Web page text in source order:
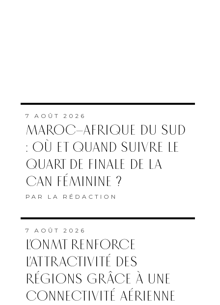
7 AOÛT 2026
MAROC–AFRIQUE DU SUD
: OÙ ET QUAND SUIVRE LE
QUART DE FINALE DE LA
CAN FÉMININE ?
PAR LA RÉDACTION
7 AOÛT 2026
L’ONMT RENFORCE
L’ATTRACTIVITÉ DES
RÉGIONS GRÂCE À UNE
CONNECTIVITÉ AÉRIENNE